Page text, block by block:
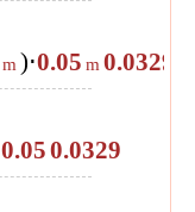
m )⋅0.05 m 0.0329
0.050.0329